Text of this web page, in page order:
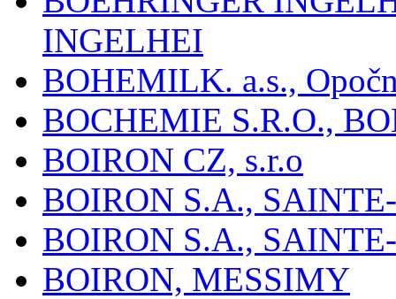
INGELHEI
BOHEMILK. a.s.,
BOCHEMIE S.R.O.,
BOIRON CZ, s.r.o
BOIRON S.A.,
BOIRON S.A.,
BOIRON, MESSIMY